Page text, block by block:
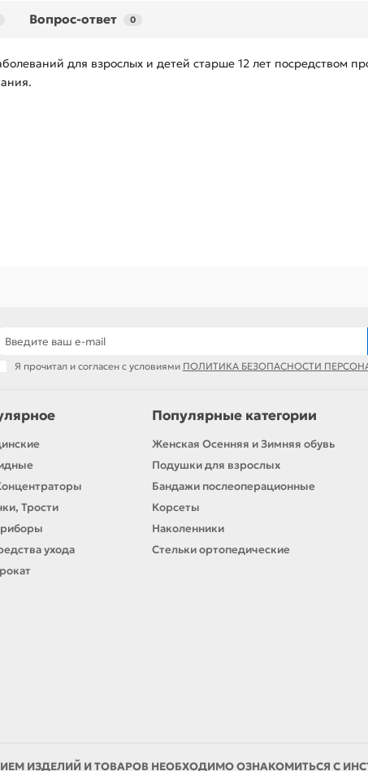
Вопрос-ответ 0
для взрослых и детей старше 12 лет посредством
Я прочитал и согласен с условиями ПОЛИТИКА БЕЗОПАСНОСТИ
Трости
ухода
Популярные категории
Женская Осенняя и Зимняя обувь
Подушки для взрослых
Бандажи послеоперационные
Корсеты
Наколенники
Стельки ортопедические
ИЗДЕЛИЙ И ТОВАРОВ НЕОБХОДИМО ОЗНАКОМИТЬСЯ С